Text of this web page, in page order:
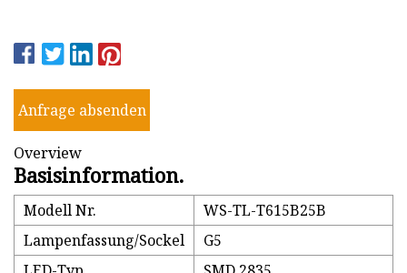
Anfrage absenden
Overview
Basisinformation.
Modell Nr.
WS-TL-T615B25B
Lampenfassung/Sockel
G5